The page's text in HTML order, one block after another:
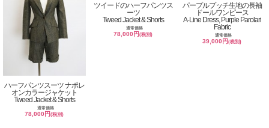
ハーフパンツスーツ ナポレ
オンカラージャケット
Tweed Jacket & Shorts
通常価格
78,000円(税別)
ツイードのハーフパンツス
ーツ
Tweed Jacket & Shorts
通常価格
78,000円(税別)
パープルプッチ生地の長袖
ドールワンピース
A-Line Dress, Purple Parolari
Fabric
通常価格
39,000円(税別)